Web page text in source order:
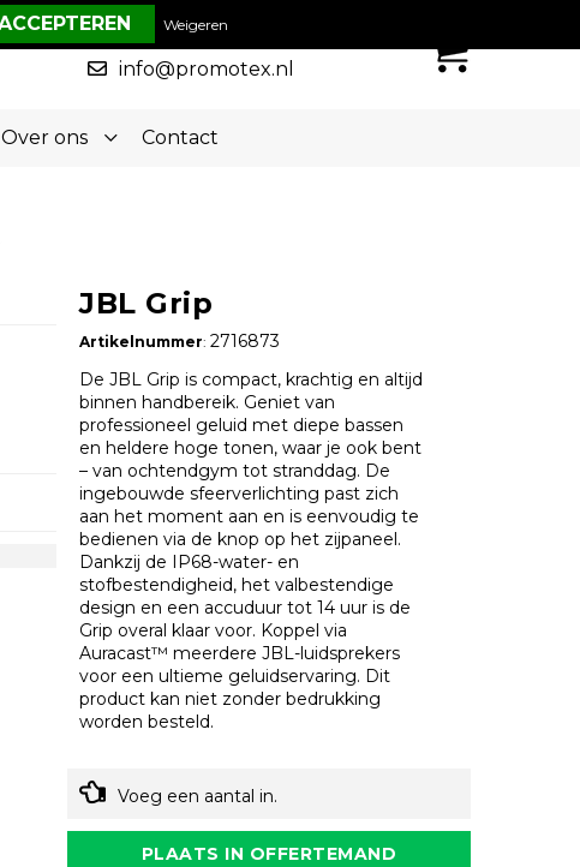
050-5773636
info@promotex.nl
Over ons Contact
JBL Grip
Artikelnummer: 2716873
De JBL Grip is compact, krachtig en altijd
binnen handbereik. Geniet van
professioneel geluid met diepe bassen
en heldere hoge tonen, waar je ook bent
– van ochtendgym tot stranddag. De
ingebouwde sfeerverlichting past zich
aan het moment aan en is eenvoudig te
bedienen via de knop op het zijpaneel.
Dankzij de IP68-water- en
stofbestendigheid, het valbestendige
design en een accuduur tot 14 uur is de
Grip overal klaar voor. Koppel via
Auracast™ meerdere JBL-luidsprekers
voor een ultieme geluidservaring. Dit
product kan niet zonder bedrukking
worden besteld.
Voeg een aantal in.
PLAATS IN OFFERTEMAND
Weigeren